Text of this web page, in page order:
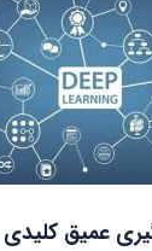
عمیق